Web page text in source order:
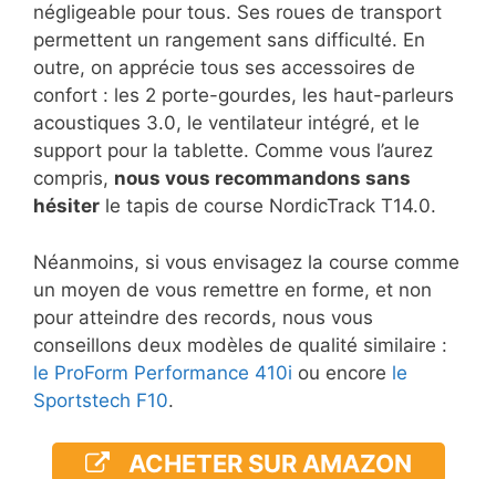
négligeable pour tous. Ses roues de transport
permettent un rangement sans difficulté. En
outre, on apprécie tous ses accessoires de
confort : les 2 porte-gourdes, les haut-parleurs
acoustiques 3.0, le ventilateur intégré, et le
support pour la tablette. Comme vous l’aurez
compris, nous vous recommandons sans
hésiter le tapis de course NordicTrack T14.0.
Néanmoins, si vous envisagez la course comme
un moyen de vous remettre en forme, et non
pour atteindre des records, nous vous
conseillons deux modèles de qualité similaire :
le ProForm Performance 410i ou encore le
Sportstech F10.
ACHETER SUR AMAZON